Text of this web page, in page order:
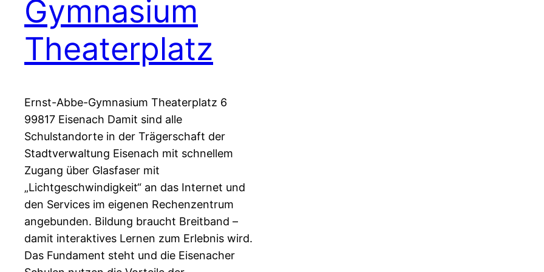
Gymnasium
Theaterplatz
Ernst-Abbe-Gymnasium Theaterplatz 6
99817 Eisenach Damit sind alle
Schulstandorte in der Trägerschaft der
Stadtverwaltung Eisenach mit schnellem
Zugang über Glasfaser mit
„Lichtgeschwindigkeit“ an das Internet und
den Services im eigenen Rechenzentrum
angebunden. Bildung braucht Breitband –
damit interaktives Lernen zum Erlebnis wird.
Das Fundament steht und die Eisenacher